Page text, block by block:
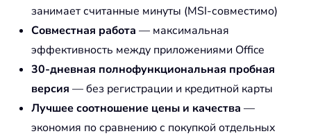
занимает считанные минуты (MSI-совместимо)
Совместная работа — максимальная
эффективность между приложениями Office
30-дневная полнофункциональная пробная
версия — без регистрации и кредитной карты
Лучшее соотношение цены и качества —
экономия по сравнению с покупкой отдельных